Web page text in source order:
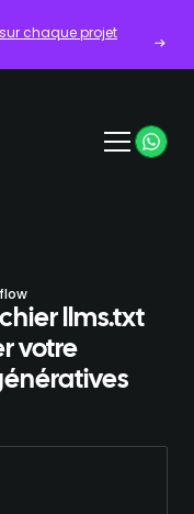
chaque projet
llms.txt
votre